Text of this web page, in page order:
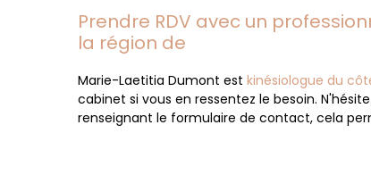
Prendre RDV avec un
la région de
Marie-Laetitia Dumont est kinésiologue du
cabinet si vous en ressentez le besoin.
renseignant le formulaire de contact, cela